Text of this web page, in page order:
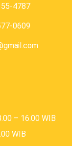
4787
0609
– 16.00 WIB
WIB